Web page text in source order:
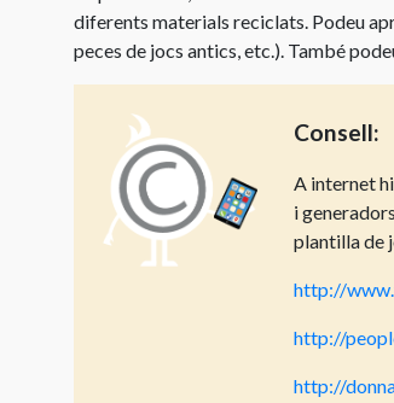
diferents materials reciclats. Podeu
peces de jocs antics, etc.). També
Consell:
A internet
i
plantilla de
http://
http://
http://